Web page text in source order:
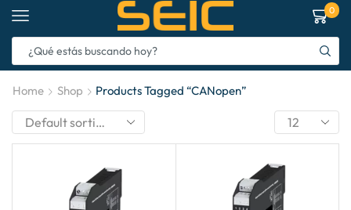
0
Home Shop Products Tagged “CANopen”